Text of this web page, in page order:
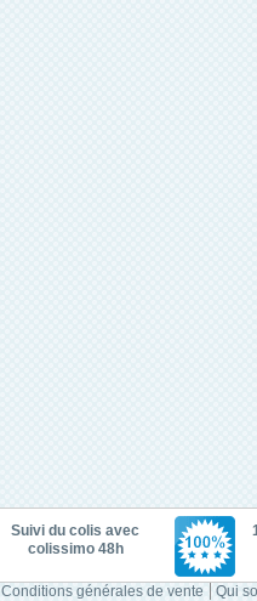
Suivi du colis avec
colissimo 48h
Conditions générales de vente Qui